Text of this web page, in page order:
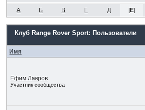
А Б В Г Д [Е]
Клуб Range Rover Sport: Пользователи
Имя
Ефим Лавров
Участник сообщества